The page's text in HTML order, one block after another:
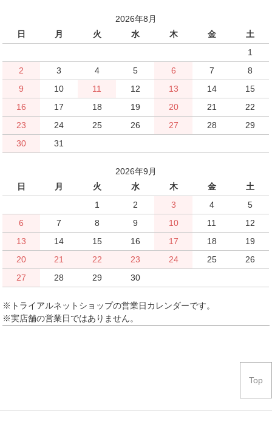
2026年8月
日
月 火 水 木 金
土
1
2
3 4 5 6 7
8
9
10 11 12 13 14
15
16
17 18 19 20 21
22
23
24 25 26 27 28
29
30
31
2026年9月
日
月 火 水 木 金
土
1
2 3 4
5
6
7 8 9 10 11
12
13
14 15 16 17 18
19
20
21 22 23 24 25
26
27
28 29 30
※トライアルネットショップの営業日カレンダーです。
※実店舗の営業日ではありません。
Top